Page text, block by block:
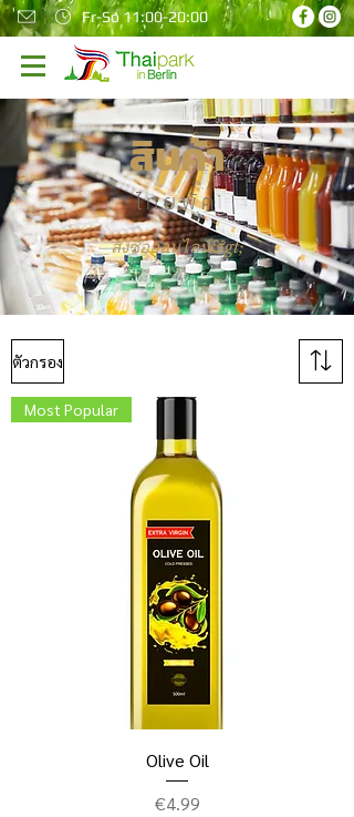
Fr-So 11:00-20:00
สินค้า
ไทยพัค
สั่งซื้อออนไลน์&gt;
ตัวกรอง
Most Popular
Olive Oil
ราคา
€4.99